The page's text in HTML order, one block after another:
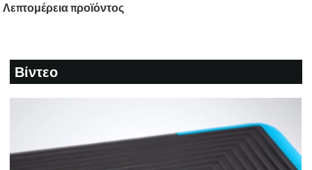
Λεπτομέρεια προϊόντος
Βίντεο